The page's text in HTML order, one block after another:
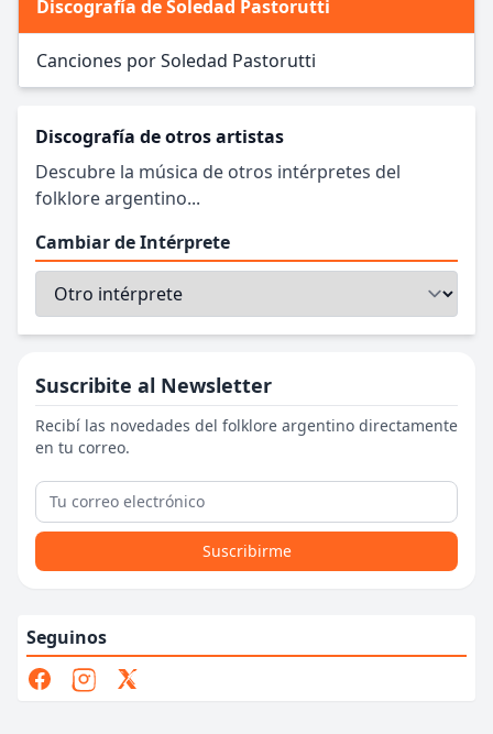
Discografía de Soledad Pastorutti
Canciones por Soledad Pastorutti
Discografía de otros artistas
Descubre la música de otros intérpretes del
folklore argentino...
Cambiar de Intérprete
Suscribite al Newsletter
Recibí las novedades del folklore argentino directamente
en tu correo.
Suscribirme
Seguinos